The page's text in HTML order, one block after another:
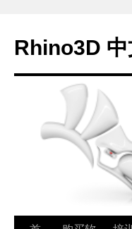
Rhino3D